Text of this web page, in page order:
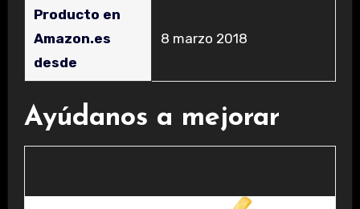
Producto en
Amazon.es
desde
8 marzo 2018
Ayúdanos a mejorar